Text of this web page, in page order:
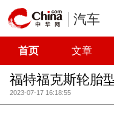
汽车
首页 文章
福特福克斯轮胎
2023-07-17 16:18:55